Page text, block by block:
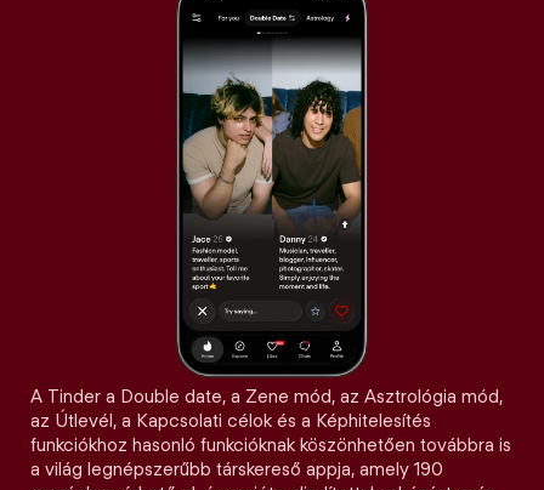
A Tinder a Double date, a Zene mód, az Asztrológia mód,
az Útlevél, a Kapcsolati célok és a Képhitelesítés
funkciókhoz hasonló funkcióknak köszönhetően továbbra is
a világ legnépszerűbb társkereső appja, amely 190